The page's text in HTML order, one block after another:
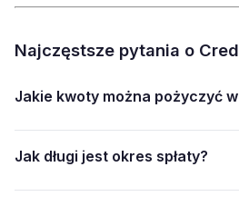
Najczęstsze pytania o
Jakie kwoty można pożyczyć
Jak długi jest okres spłaty?